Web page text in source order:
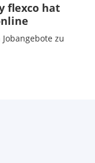
flexco hat
zu